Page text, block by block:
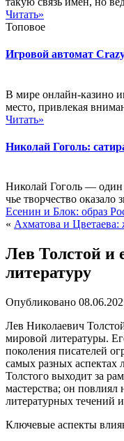
Читать»
Топовое
Игровой автомат
В мире онлайн-казино
место, привлекая
Читать»
Николай Гоголь:
Николай Гоголь — один
чье творчество оказало
Есенин и Блок: образ
« Ахматова и Цветаева:
Лев Толстой и
литературу
Опубликовано
Лев Николаевич
мировой литературы.
поколения писателей
самых разных аспектах
Толстого выходит за
мастерства; он
литературных течений
Ключевые аспекты